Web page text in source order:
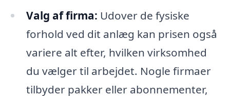
Valg af firma: Udover de fysiske
forhold ved dit anlæg kan prisen også
variere alt efter, hvilken virksomhed
du vælger til arbejdet. Nogle firmaer
tilbyder pakker eller abonnementer,